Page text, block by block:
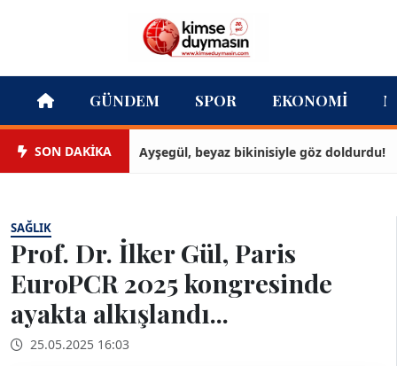
GÜNDEM SPOR EKONOMI
SON DAKİKAAyşegül, beyaz bikinisiyle göz doldurdu!
SAĞLIK
Prof. Dr. İlker Gül, Paris
EuroPCR 2025 kongresinde
ayakta alkışlandı...
25.05.2025 16:03